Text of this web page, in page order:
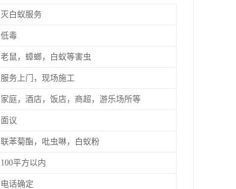
灭白蚁服务
低毒
老鼠，蟑螂，白蚁等害虫
服务上门，现场施工
家庭，酒店，饭店，商超，游乐场所等
面议
联苯菊酯，吡虫啉，白蚁粉
100平方以内
电话确定